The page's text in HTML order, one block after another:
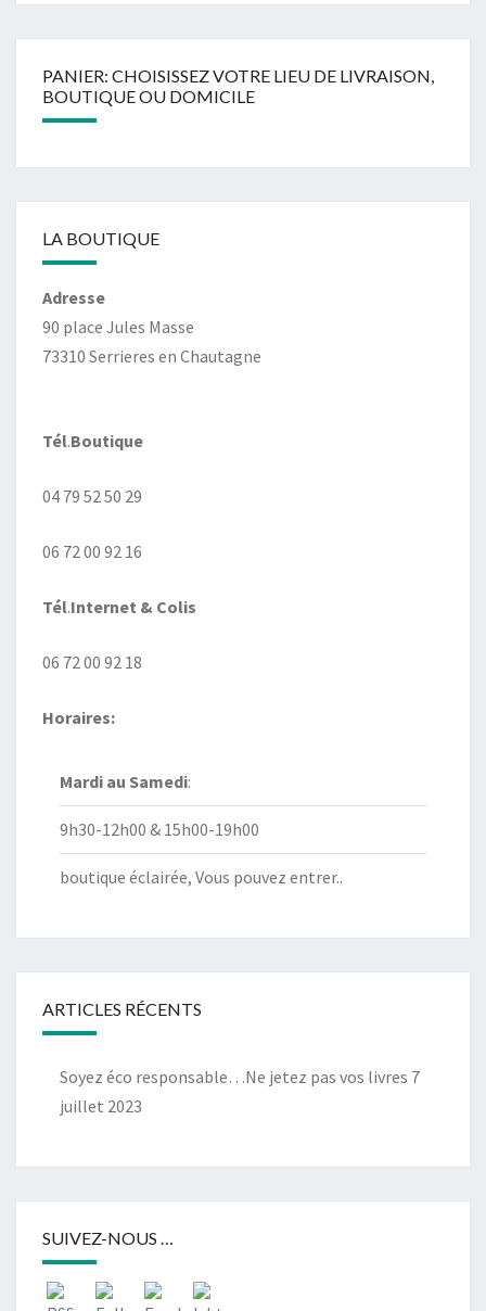
PANIER: CHOISISSEZ VOTRE LIEU DE LIVRAISON,
BOUTIQUE OU DOMICILE
LA BOUTIQUE
Adresse
90 place Jules Masse
73310 Serrieres en Chautagne
Tél.Boutique
04 79 52 50 29
06 72 00 92 16
Tél.Internet & Colis
06 72 00 92 18
Horaires:
Mardi au Samedi:
9h30-12h00 & 15h00-19h00
boutique éclairée, Vous pouvez entrer..
ARTICLES RÉCENTS
Soyez éco responsable…Ne jetez pas vos livres 7
juillet 2023
SUIVEZ-NOUS …